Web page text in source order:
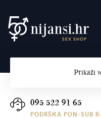
Preskoči
na
Skoči
do
Plaćanje i dostava
Prikaži
095 522 91 65
PODRŠKA PON-SUB